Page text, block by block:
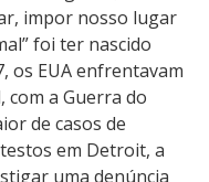
impor nosso lugar
foi ter nascido
os EUA enfrentavam
com a Guerra do
de casos de
em Detroit, a
uma denúncia